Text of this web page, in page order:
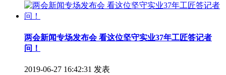
两会新闻专场发布会 看这位坚守实业37年工匠答记者
问！
2019-06-27 16:42:31 发表